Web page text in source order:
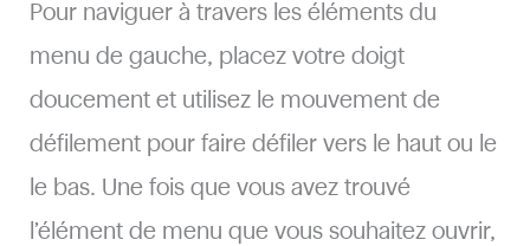
Pour naviguer à travers les éléments du
menu de gauche, placez votre doigt
doucement et utilisez le mouvement de
défilement pour faire défiler vers le haut ou le
le bas. Une fois que vous avez trouvé
l’élément de menu que vous souhaitez ouvrir,